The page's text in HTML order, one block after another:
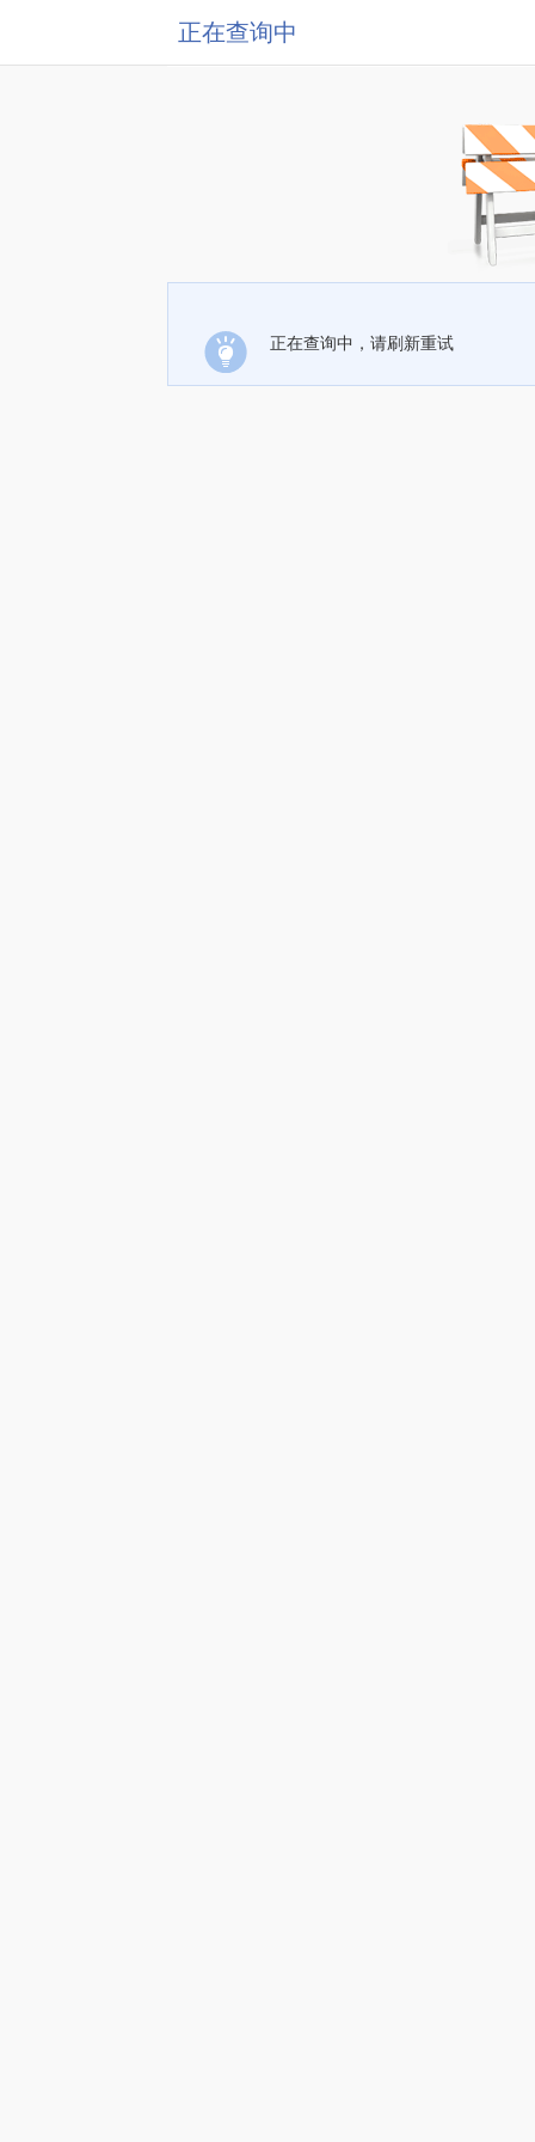
正在查询中
正在查询中，请刷新重试